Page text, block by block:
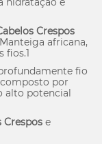
Crespos
africana,
fios.1
fio
por
alto potencial
Crespose